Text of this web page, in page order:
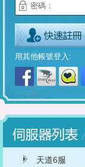
密碼：
用其他帳號登入:
天道6服